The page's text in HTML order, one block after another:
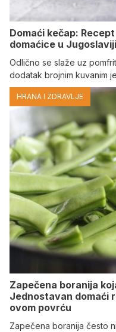
Domaći kečap:
domaćice u Jugoslaviji
Odlično se slaže uz
dodatak brojnim kuvanim
HRANA I ZDRAVLJE
Zapečena boranija
Jednostavan domaći
ovom povrću
Zapečena boranija često